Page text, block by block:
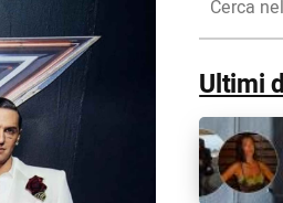
nel
Sito
Ultimi